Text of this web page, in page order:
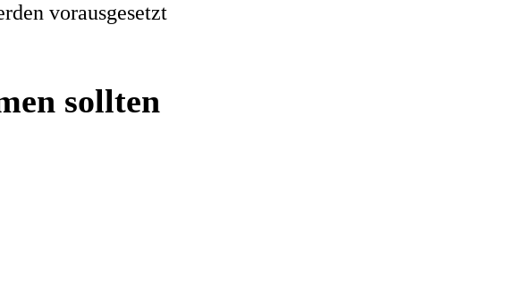
vorausgesetzt
sollten